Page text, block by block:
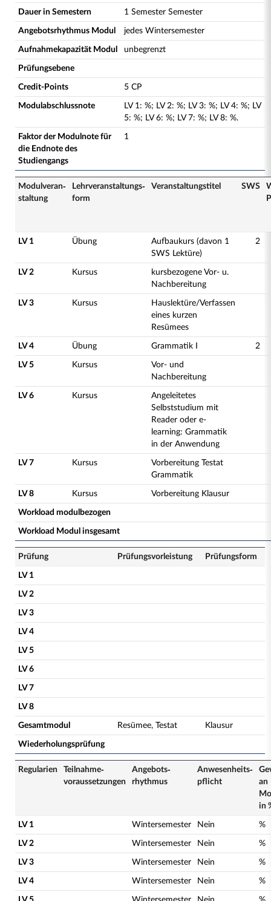
Dauer in Semestern 1 Semester Semester
Angebotsrhythmus Modul jedes Wintersemester
Aufnahmekapazität Modul unbegrenzt
Prüfungsebene
Credit-Points 5 CP
Modulabschlussnote LV 1: %; LV 2: %; LV 3: %; LV 4: %; LV
5: %; LV 6: %; LV 7: %; LV 8: %.
Faktor der Modulnote für
die Endnote des
Studiengangs
1
Modulveran­
staltung
Lehrveranstaltungs­
form
Veranstaltungs­titel SWS
LV 1 Übung
Aufbaukurs (davon 1
SWS Lektüre)
2
LV 2 Kursus
kursbezogene Vor- u.
Nachbereitung
LV 3 Kursus
Hauslektüre/Verfassen
eines kurzen
Resümees
LV 4 Übung Grammatik I 2
LV 5 Kursus
Vor- und
Nachbereitung
LV 6 Kursus
Angeleitetes
Selbststudium mit
Reader oder e-
learning: Grammatik
in der Anwendung
LV 7 Kursus
Vorbereitung Testat
Grammatik
LV 8 Kursus Vorbereitung Klausur
Workload modulbezogen
Workload Modul insgesamt
Prüfung Prüfungsvorleistung Prüfungsform
LV 1
LV 2
LV 3
LV 4
LV 5
LV 6
LV 7
LV 8
Gesamtmodul Resümee, Testat Klausur
Wiederholungsprüfung
Regularien
Teilnahme­
voraussetzungen
Angebots­
rhythmus
Anwesenheits­
pflicht
an
in
LV 1 Wintersemester Nein %
LV 2 Wintersemester Nein %
LV 3 Wintersemester Nein %
LV 4 Wintersemester Nein %